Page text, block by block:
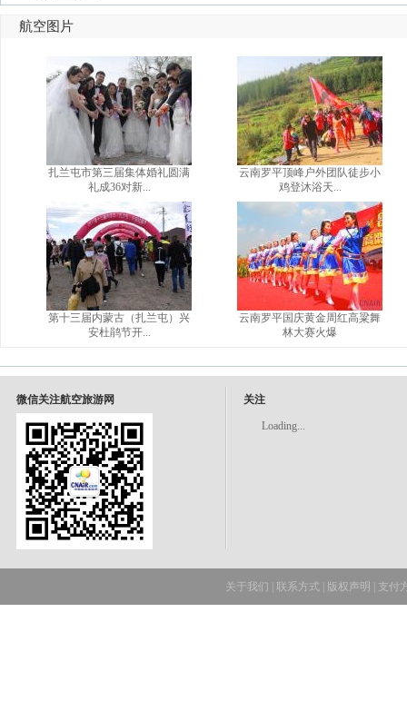
航空图片
扎兰屯市第三届集体婚礼圆满
礼成36对新...
第十三届内蒙古（扎兰屯）兴
安杜鹃节开...
云南罗平顶峰户外团队徒步小
鸡登沐浴天...
云南罗平国庆黄金周红高粱舞
林大赛火爆
微信关注航空旅游网 关注
Loading...
关于我们 联系方式 版权声明 支付